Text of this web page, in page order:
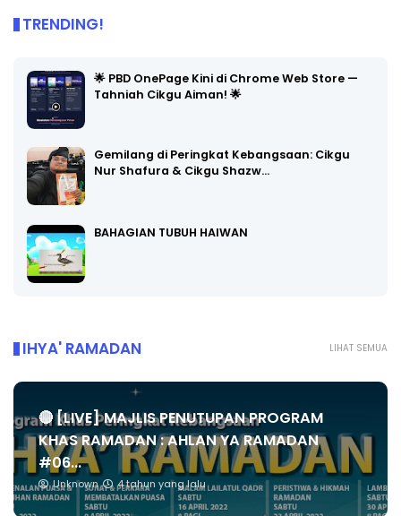
TRENDING!
🌟 PBD OnePage Kini di Chrome Web Store —
Tahniah Cikgu Aiman! 🌟
Gemilang di Peringkat Kebangsaan: Cikgu
Nur Shafura & Cikgu Shazw…
BAHAGIAN TUBUH HAIWAN
LIHAT SEMUA
IHYA' RAMADAN
🔴 [LIVE] MAJLIS PENUTUPAN PROGRAM
KHAS RAMADAN : AHLAN YA RAMADAN
#06...
Unknown 4 tahun yang lalu